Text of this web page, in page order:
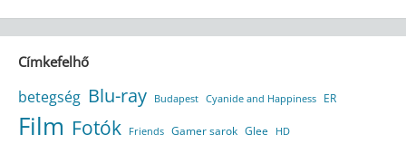
Címkefelhő
betegség Blu-ray Budapest Cyanide and Happiness ER
Film Fotók Friends Gamer sarok Glee HD